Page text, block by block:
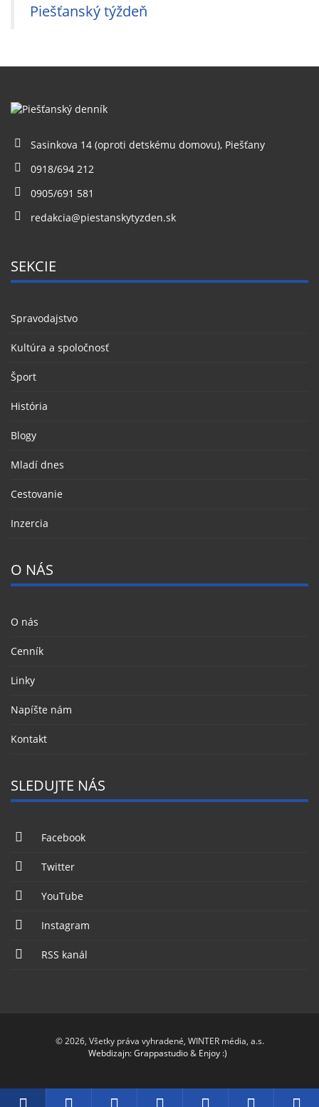
Piešťanský týždeň
Sasinkova 14 (oproti detskému domovu), Piešťany
0918/694 212
0905/691 581
redakcia@piestanskytyzden.sk
SEKCIE
Spravodajstvo
Kultúra a spoločnosť
Šport
História
Blogy
Mladí dnes
Cestovanie
Inzercia
O NÁS
O nás
Cenník
Linky
Napíšte nám
Kontakt
SLEDUJTE NÁS
Facebook
Twitter
YouTube
Instagram
RSS kanál
© 2026, Všetky práva vyhradené, WINTER média, a.s.
Webdizajn:Grappastudio& Enjoy :)
DátumRádioFacebookTwitterYouTube